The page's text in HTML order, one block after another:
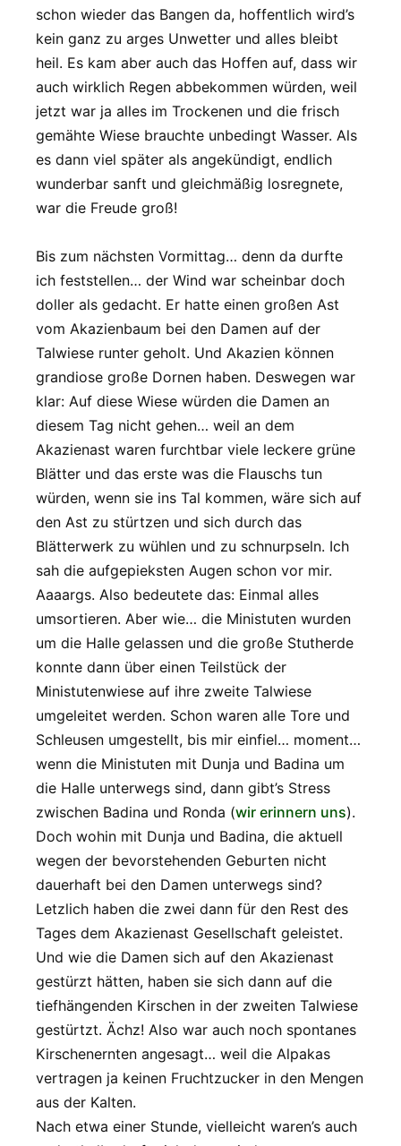
schon wieder das Bangen da, hoffentlich wird’s
kein ganz zu arges Unwetter und alles bleibt
heil. Es kam aber auch das Hoffen auf, dass wir
auch wirklich Regen abbekommen würden, weil
jetzt war ja alles im Trockenen und die frisch
gemähte Wiese brauchte unbedingt Wasser. Als
es dann viel später als angekündigt, endlich
wunderbar sanft und gleichmäßig losregnete,
war die Freude groß!
Bis zum nächsten Vormittag… denn da durfte
ich feststellen… der Wind war scheinbar doch
doller als gedacht. Er hatte einen großen Ast
vom Akazienbaum bei den Damen auf der
Talwiese runter geholt. Und Akazien können
grandiose große Dornen haben. Deswegen war
klar: Auf diese Wiese würden die Damen an
diesem Tag nicht gehen… weil an dem
Akazienast waren furchtbar viele leckere grüne
Blätter und das erste was die Flauschs tun
würden, wenn sie ins Tal kommen, wäre sich auf
den Ast zu stürtzen und sich durch das
Blätterwerk zu wühlen und zu schnurpseln. Ich
sah die aufgepieksten Augen schon vor mir.
Aaaargs. Also bedeutete das: Einmal alles
umsortieren. Aber wie… die Ministuten wurden
um die Halle gelassen und die große Stutherde
konnte dann über einen Teilstück der
Ministutenwiese auf ihre zweite Talwiese
umgeleitet werden. Schon waren alle Tore und
Schleusen umgestellt, bis mir einfiel… moment…
wenn die Ministuten mit Dunja und Badina um
die Halle unterwegs sind, dann gibt’s Stress
zwischen Badina und Ronda (wir erinnern uns).
Doch wohin mit Dunja und Badina, die aktuell
wegen der bevorstehenden Geburten nicht
dauerhaft bei den Damen unterwegs sind?
Letzlich haben die zwei dann für den Rest des
Tages dem Akazienast Gesellschaft geleistet.
Und wie die Damen sich auf den Akazienast
gestürzt hätten, haben sie sich dann auf die
tiefhängenden Kirschen in der zweiten Talwiese
gestürtzt. Ächz! Also war auch noch spontanes
Kirschenernten angesagt… weil die Alpakas
vertragen ja keinen Fruchtzucker in den Mengen
aus der Kalten.
Nach etwa einer Stunde, vielleicht waren’s auch